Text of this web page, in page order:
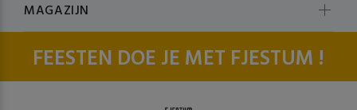
FEESTEN DOE JE MET FJESTUM !
MAGAZIJN